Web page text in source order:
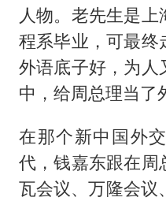
人物。老先生是
程系毕业，可最
外语底子好，为
中，给周总理当了
在那个新中国外
代，钱嘉东跟在周
瓦会议、万隆会议